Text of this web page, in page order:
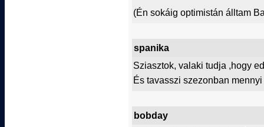
(Én sokáig optimistán álltam
spanika
Sziasztok, valaki tudja ,hogy
És tavasszi szezonban
bobday